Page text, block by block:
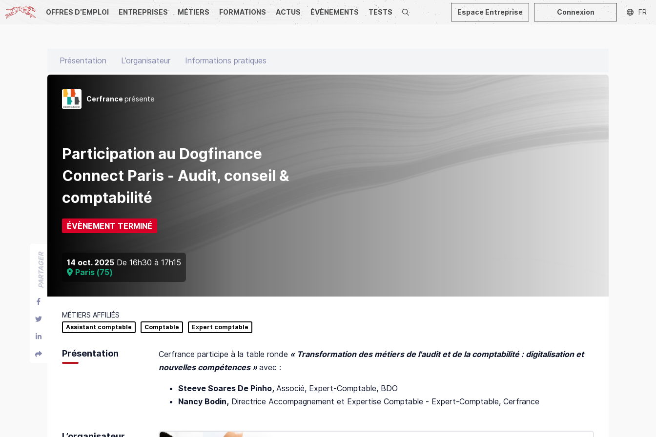
OFFRES D'EMPLOI ENTREPRISES MÉTIERS FORMATIONS ACTUS ÉVÈNEMENTS TESTS Recherche Espace Entreprise Connexion FR
Présentation L’organisateur Informations pratiques
PARTAGER
Cerfrance présente
Participation au Dogfinance
Connect Paris - Audit, conseil &
comptabilité
ÉVÈNEMENT TERMINÉ
14 oct. 2025 De 16h30 à 17h15
Paris (75)
MÉTIERS AFFILIÉS
Assistant comptable Comptable Expert comptable
Présentation Cerfrance participe à la table ronde « Transformation des métiers de l'audit et de la comptabilité : digitalisation et
nouvelles compétences »avec :
Steeve Soares De Pinho,Associé, Expert-Comptable, BDO
Nancy Bodin, Directrice Accompagnement et Expertise Comptable - Expert-Comptable, Cerfrance